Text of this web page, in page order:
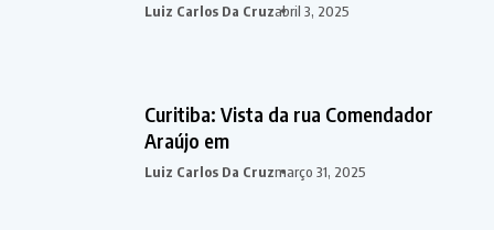
Luiz Carlos Da Cruzabril 3, 2025
Curitiba: Vista da rua Comendador
Araújo em
Luiz Carlos Da Cruzmarço 31, 2025